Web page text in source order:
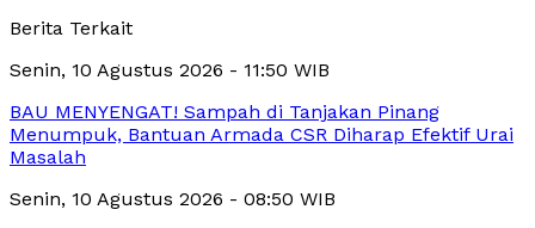
Berita Terkait
Senin, 10 Agustus 2026 - 11:50 WIB
BAU MENYENGAT! Sampah di Tanjakan Pinang
Menumpuk, Bantuan Armada CSR Diharap Efektif Urai
Masalah
Senin, 10 Agustus 2026 - 08:50 WIB